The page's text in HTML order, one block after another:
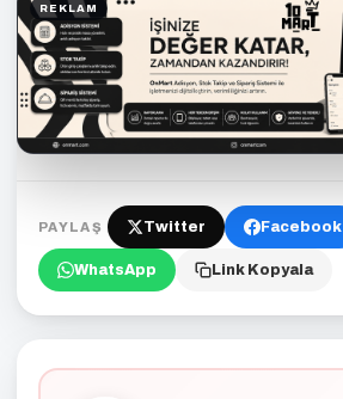
REKLAM
PAYLAŞ Twitter Facebook
WhatsApp Link Kopyala